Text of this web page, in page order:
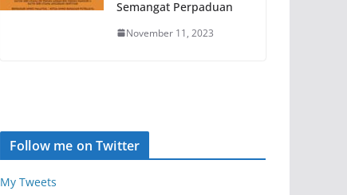
Semangat Perpaduan
November 11, 2023
Follow me on Twitter
My Tweets